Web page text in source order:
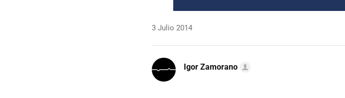
3 Julio 2014
Igor Zamorano